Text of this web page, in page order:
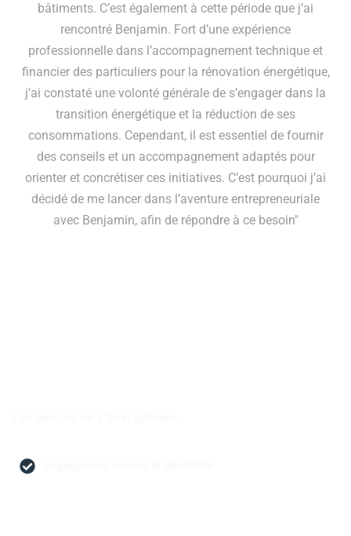
bâtiments. C’est également à cette période que j’ai
rencontré Benjamin. Fort d’une expérience
professionnelle dans l’accompagnement technique et
financier des particuliers pour la rénovation énergétique,
j’ai constaté une volonté générale de s’engager dans la
transition énergétique et la réduction de ses
consommations. Cependant, il est essentiel de fournir
des conseils et un accompagnement adaptés pour
orienter et concrétiser ces initiatives. C’est pourquoi j’ai
décidé de me lancer dans l’aventure entrepreneuriale
avec Benjamin, afin de répondre à ce besoin"